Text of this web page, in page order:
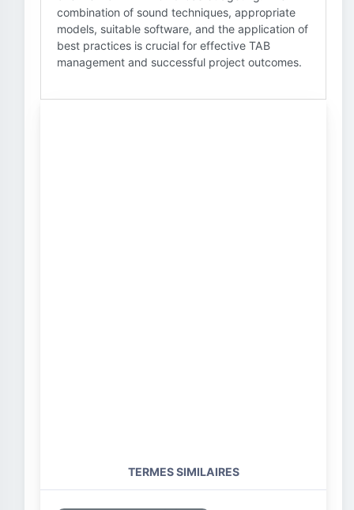
combination of sound techniques, appropriate
models, suitable software, and the application of
best practices is crucial for effective TAB
management and successful project outcomes.
TERMES SIMILAIRES